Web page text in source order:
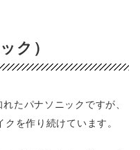
ク）
たパナソニックですが、
を作り続けています。